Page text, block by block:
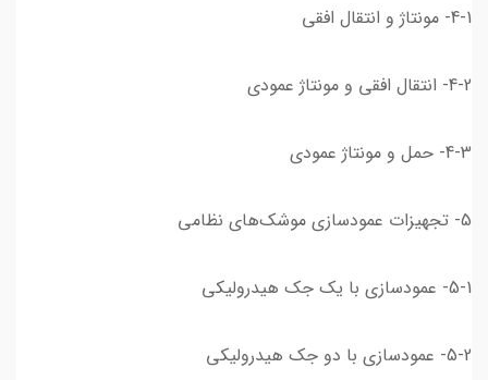
4-1- مونتاژ و انتقال افقی
4-2- انتقال افقی و مونتاژ عمودی
4-3- حمل و مونتاژ عمودی
5- تجهیزات عمودسازی موشک‌های نظامی
5-1- عمودسازی با یک جک هیدرولیکی
5-2- عمودسازی با دو جک هیدرولیکی